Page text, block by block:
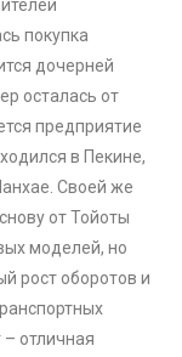
покупка
дочерней
осталась от
предприятие
в Пекине,
Своей же
от Тойоты
моделей, но
рост оборотов и
отличная